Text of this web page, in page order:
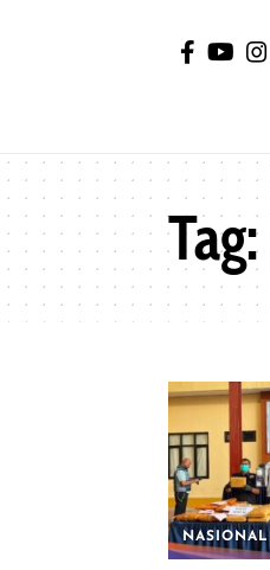
Tag:
NASIONAL